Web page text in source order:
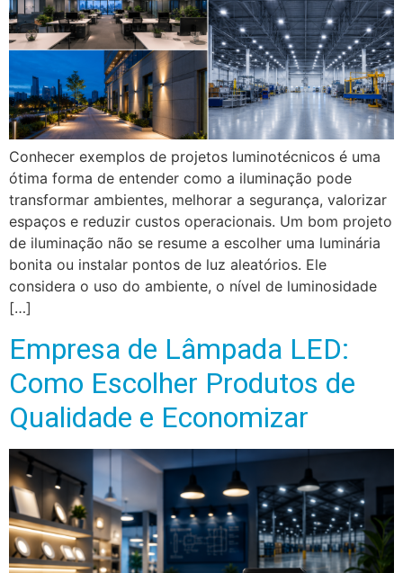
Conhecer exemplos de projetos luminotécnicos é uma
ótima forma de entender como a iluminação pode
transformar ambientes, melhorar a segurança, valorizar
espaços e reduzir custos operacionais. Um bom projeto
de iluminação não se resume a escolher uma luminária
bonita ou instalar pontos de luz aleatórios. Ele
considera o uso do ambiente, o nível de luminosidade
[…]
Empresa de Lâmpada LED:
Como Escolher Produtos de
Qualidade e Economizar